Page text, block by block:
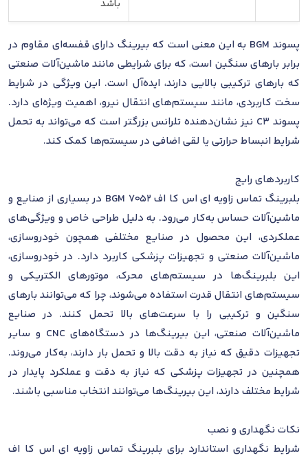
باشد
پسوند BGM به این معنی است که بیرینگ دارای قفسه‌ای مقاوم در
برابر بارهای سنگین است، که برای شرایطی مانند ماشین‌آلات صنعتی
که بارهای ترکیبی بالایی دارند، ایده‌آل است. این ویژگی در شرایط
سخت کاربردی، مانند سیستم‌های انتقال نیرو، اهمیت ویژه‌ای دارد.
پسوند C3 نیز نشان‌دهنده تلرانس بزرگتر است که می‌تواند به تحمل
شرایط انبساط حرارتی یا لقی اضافی در سیستم‌ها کمک کند.
کاربردهای رایج
بلبرینگ تماس زاویه ای اس کا اف 7052 BGM در بسیاری از صنایع و
ماشین‌آلات حساس به‌کار می‌رود. به دلیل طراحی خاص و ویژگی‌های
عملکردی، این محصول در صنایع مختلفی همچون خودروسازی،
ماشین‌آلات صنعتی و تجهیزات پزشکی کاربرد دارد. در خودروسازی،
این بلبرینگ‌ها در سیستم‌های محرک، موتورهای الکتریکی و
سیستم‌های انتقال قدرت استفاده می‌شوند، چرا که می‌توانند بارهای
سنگین و ترکیبی را با سرعت‌های بالا تحمل کنند. در صنایع
ماشین‌آلات صنعتی، این بیرینگ‌ها در دستگاه‌های CNC و سایر
تجهیزات دقیق که نیاز به دقت بالا و تحمل بار دارند، به‌کار می‌روند.
همچنین در تجهیزات پزشکی که نیاز به دقت و عملکرد پایدار در
شرایط مختلف دارند، این بیرینگ‌ها می‌توانند انتخاب مناسبی باشند.
نکات نگهداری و نصب
شرایط نگهداری استاندارد برای بلبرینگ تماس زاویه ای اس کا اف